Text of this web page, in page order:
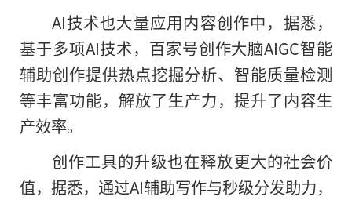
AI技术也大量应用内容创作中，据悉，
基于多项AI技术，百家号创作大脑AIGC智能
辅助创作提供热点挖掘分析、智能质量检测
等丰富功能，解放了生产力，提升了内容生
产效率。
创作工具的升级也在释放更大的社会价
值，据悉，通过AI辅助写作与秒级分发助力，